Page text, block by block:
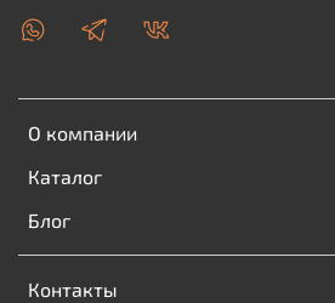
О компании
Каталог
Блог
Контакты